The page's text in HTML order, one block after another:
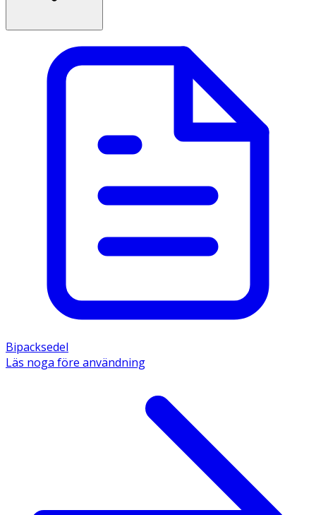
Bipacksedel
Läs noga före användning